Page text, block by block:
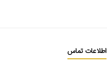
اطلاعات تماس